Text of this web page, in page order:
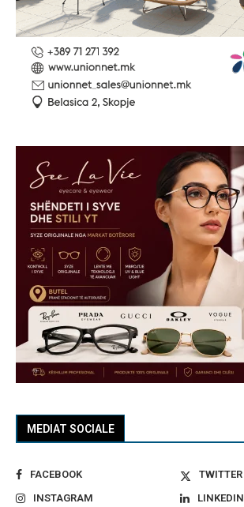
MEDIAT SOCIALE
FACEBOOK
TWITTER
INSTAGRAM
LINKEDIN